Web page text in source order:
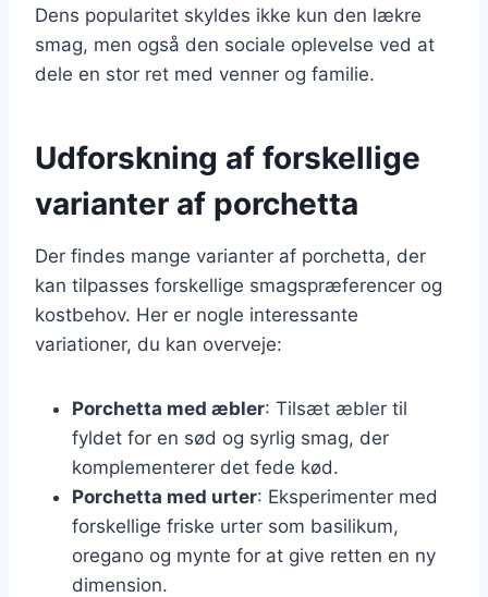
Dens popularitet skyldes ikke kun den lækre
smag, men også den sociale oplevelse ved at
dele en stor ret med venner og familie.
Udforskning af forskellige
varianter af porchetta
Der findes mange varianter af porchetta, der
kan tilpasses forskellige smagspræferencer og
kostbehov. Her er nogle interessante
variationer, du kan overveje:
Porchetta med æbler: Tilsæt æbler til
fyldet for en sød og syrlig smag, der
komplementerer det fede kød.
Porchetta med urter: Eksperimenter med
forskellige friske urter som basilikum,
oregano og mynte for at give retten en ny
dimension.